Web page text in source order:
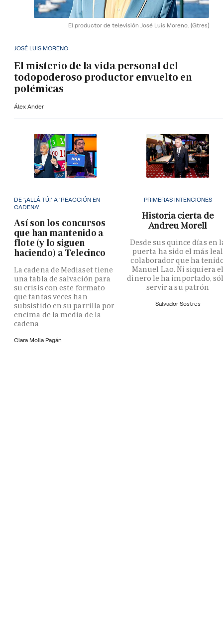
El productor de televisión José Luis Moreno. (Gtres)
JOSÉ LUIS MORENO
El misterio de la vida personal del
todopoderoso productor envuelto en
polémicas
Álex Ander
DE '¡ALLÁ TÚ!' A 'REACCIÓN EN
CADENA'
Así son los concursos
que han mantenido a
flote (y lo siguen
haciendo) a Telecinco
La cadena de Mediaset tiene
una tabla de salvación para
su crisis con este formato
que tantas veces han
subsistido en su parrilla por
encima de la media de la
cadena
Clara Molla Pagán
PRIMERAS INTENCIONES
Historia cierta de
Andreu Morell
Desde sus quince días en
puerta ha sido el más leal
colaborador que ha
Manuel Lao. Ni siquiera
dinero le ha importado,
servir a su patrón
Salvador Sostres